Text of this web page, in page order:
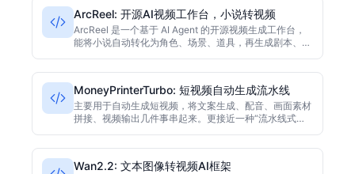
ArcReel: 开源AI视频工作台，小说转视频
ArcReel 是一个基于 AI Agent 的开源视频生成工作台，
能将小说自动转化为角色、场景、道具，再生成剧本、分
MoneyPrinterTurbo: 短视频自动生成流水线
主要用于自动生成短视频，将文案生成、配音、画面素材
拼接、视频输出几件事串起来。更接近一种“流水线式内
Wan2.2: 文本图像转视频AI框架